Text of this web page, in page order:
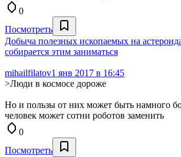
0
Посмотреть
Добыча полезных ископаемых на
собирается этим заниматься
mihailfilatov1 янв 2017 в 16:45
>Люди в космосе дороже
Но и пользы от них может быть намного
человек может сотни роботов заменить
0
Посмотреть